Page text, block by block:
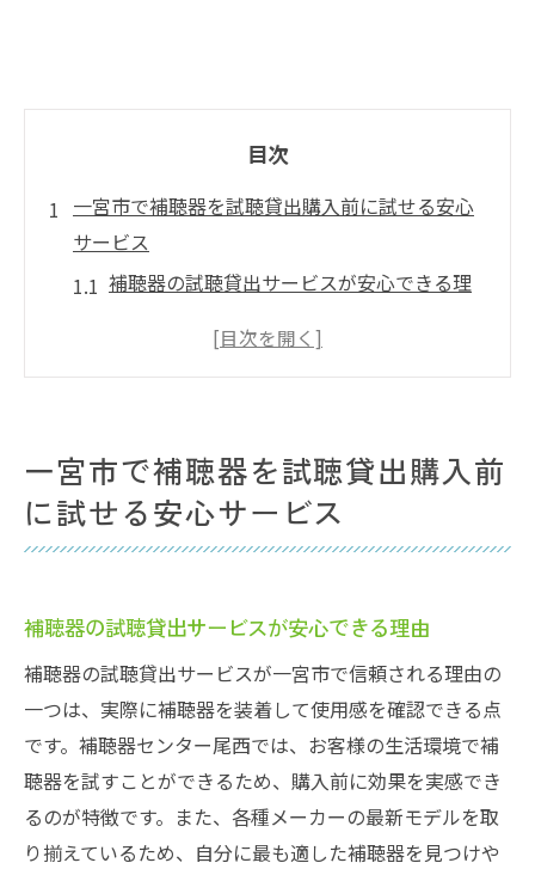
目次
一宮市で補聴器を試聴貸出購入前に試せる安心
サービス
補聴器の試聴貸出サービスが安心できる理
一宮市での補聴器試聴貸出の流れ
補聴器の試聴前に知っておきたいこと
試聴した補聴器の効果を実感しよう
補聴器の購入前に一宮市で無料試聴貸出サービ
一宮市での補聴器無料試聴貸出サービスの
申し込み方法
補聴器無料試聴貸出の対象者について
試聴貸出で補聴器を選ぶ際のポイント
補聴器試聴貸出の期間と条件
一宮市での補聴器試聴貸出の事例紹介
一宮市で補聴器を試聴貸出購入前
に試せる安心サービス
補聴器の試聴貸出サービスが安心できる理由
補聴器の試聴貸出サービスが一宮市で信頼される理由の
一つは、実際に補聴器を装着して使用感を確認できる点
です。補聴器センター尾西では、お客様の生活環境で補
聴器を試すことができるため、購入前に効果を実感でき
るのが特徴です。また、各種メーカーの最新モデルを取
り揃えているため、自分に最も適した補聴器を見つけや